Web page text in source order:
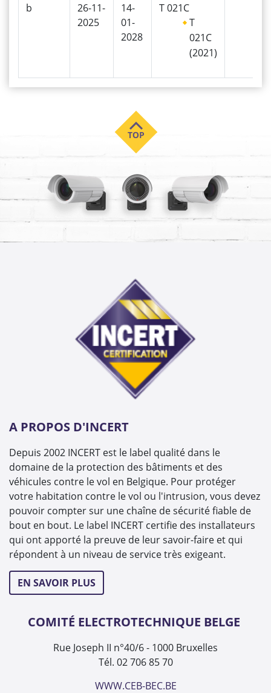
b
26-11-
2025
14-
01-
2028
T 021C
T
021C
(2021)
A PROPOS D'INCERT
Depuis 2002 INCERT est le label qualité dans le
domaine de la protection des bâtiments et des
véhicules contre le vol en Belgique. Pour protéger
votre habitation contre le vol ou l'intrusion, vous devez
pouvoir compter sur une chaîne de sécurité fiable de
bout en bout. Le label INCERT certifie des installateurs
qui ont apporté la preuve de leur savoir-faire et qui
répondent à un niveau de service très exigeant.
EN SAVOIR PLUS
COMITÉ ELECTROTECHNIQUE BELGE
Rue Joseph II n°40/6 - 1000 Bruxelles
Tél. 02 706 85 70
WWW.CEB-BEC.BE